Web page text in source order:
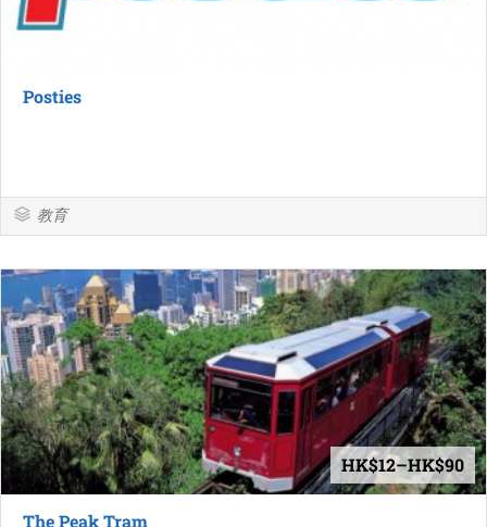
Posties
教育
HK$12–HK$90
The Peak Tram